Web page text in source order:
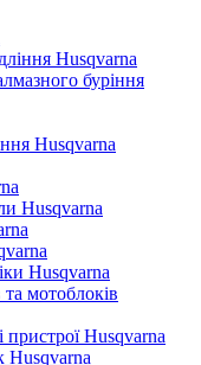
Husqvarna
буріння
Husqvarna
Husqvarna
Husqvarna
мотоблоків
пристрої Husqvarna
Husqvarna